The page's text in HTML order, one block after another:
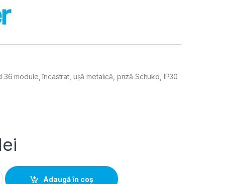
36 module, încastrat, ușă metalică, priză Schuko, IP30
Tablou Electric Hibrid 36 module, incastrat, usa
Adaugă în coș